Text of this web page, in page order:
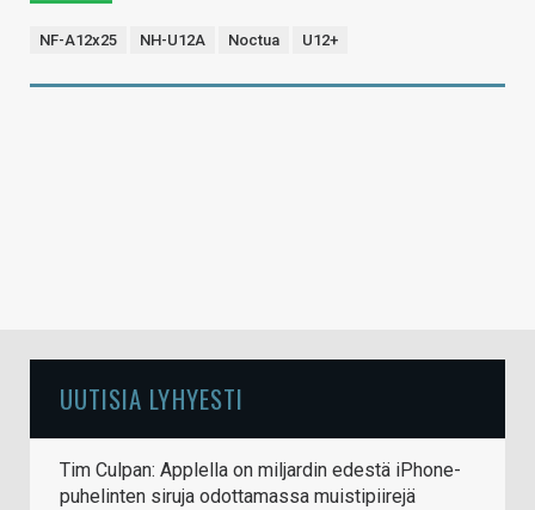
NF-A12x25 NH-U12A Noctua U12+
UUTISIA LYHYESTI
Tim Culpan: Applella on miljardin edestä iPhone-
puhelinten siruja odottamassa muistipiirejä